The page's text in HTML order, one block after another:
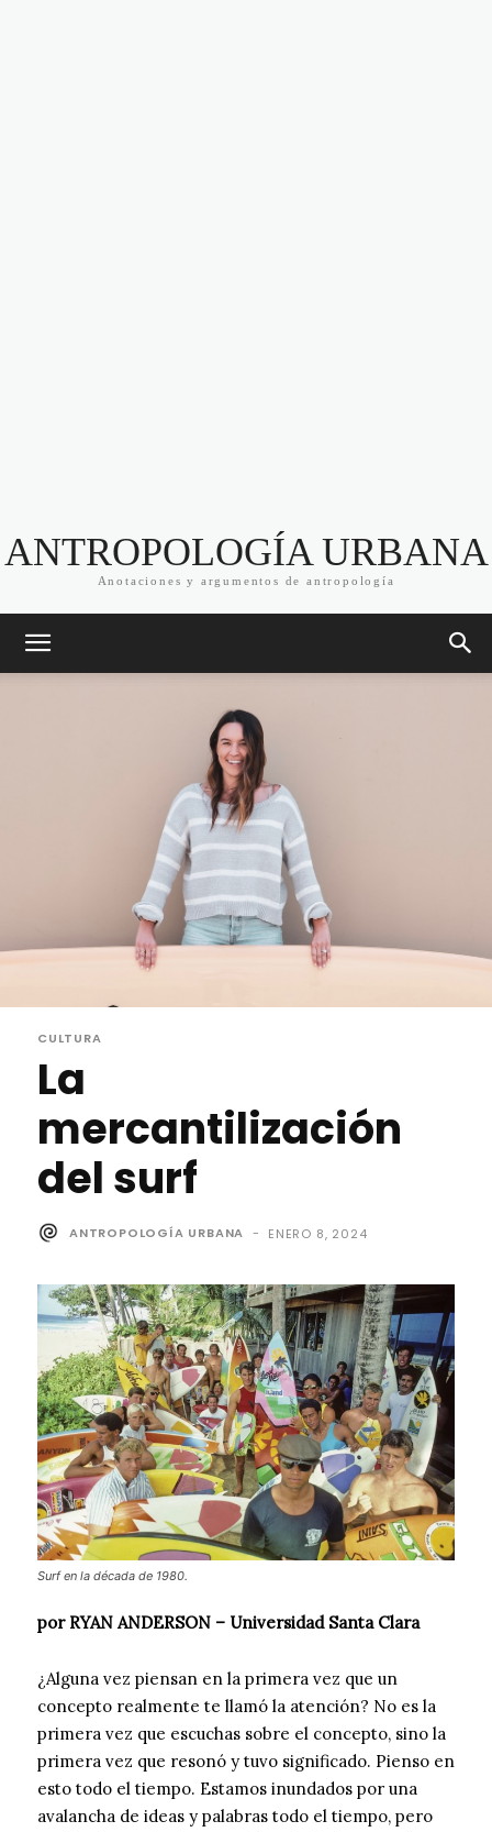
ANTROPOLOGÍA URBANA
Anotaciones y argumentos de antropología
CULTURA
La
mercantilización
del surf
ANTROPOLOGÍA URBANA - ENERO 8, 2024
Surf en la década de 1980.
por RYAN ANDERSON – Universidad Santa Clara
¿Alguna vez piensan en la primera vez que un
concepto realmente te llamó la atención? No es la
primera vez que escuchas sobre el concepto, sino la
primera vez que resonó y tuvo significado. Pienso en
esto todo el tiempo. Estamos inundados por una
avalancha de ideas y palabras todo el tiempo, pero